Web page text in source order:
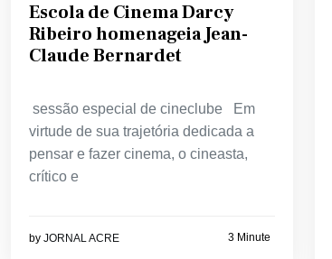
Escola de Cinema Darcy
Ribeiro homenageia Jean-
Claude Bernardet
sessão especial de cineclube Em
virtude de sua trajetória dedicada a
pensar e fazer cinema, o cineasta,
crítico e
by JORNAL ACRE 3 Minute